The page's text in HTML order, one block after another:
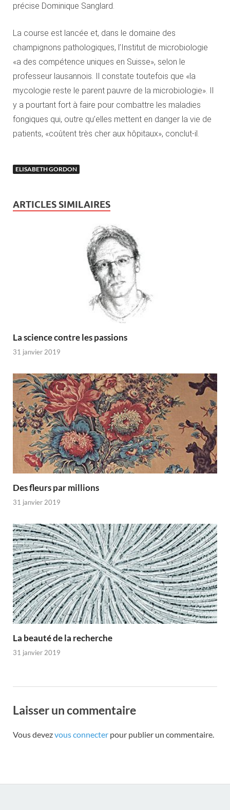
précise Dominique Sanglard.
La course est lancée et, dans le domaine des
champignons pathologiques, l’Institut de microbiologie
«a des compétence uniques en Suisse», selon le
professeur lausannois. Il constate toutefois que «la
mycologie reste le parent pauvre de la microbiologie». Il
y a pourtant fort à faire pour combattre les maladies
fongiques qui, outre qu’elles mettent en danger la vie de
patients, «coûtent très cher aux hôpitaux», conclut-il.
ELISABETH GORDON
ARTICLES SIMILAIRES
La science contre les passions
31 janvier 2019
Des fleurs par millions
31 janvier 2019
La beauté de la recherche
31 janvier 2019
Laisser un commentaire
Vous devezvous connecter pour publier un commentaire.